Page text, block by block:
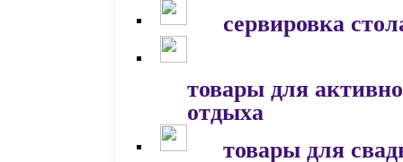
сервировка
товары для
отдыха
товары для